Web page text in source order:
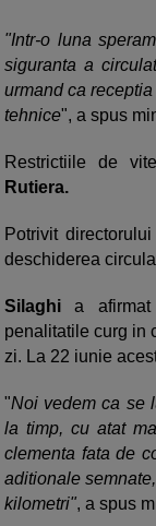
"Intr-o luna
siguranta a
urmand ca
tehnice", a spus
Restrictiile de
Rutiera.
Potrivit
deschiderea
Silaghi a afirmat
penalitatile curg in
zi. La 22 iunie
"Noi vedem ca se
la timp, cu atat
clementa fata de
aditionale
kilometri", a spus